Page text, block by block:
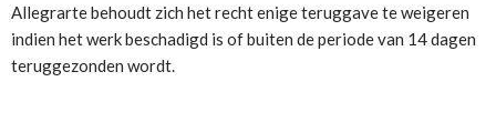
Allegrarte behoudt zich het recht enige teruggave te weigeren
indien het werk beschadigd is of buiten de periode van 14 dagen
teruggezonden wordt.